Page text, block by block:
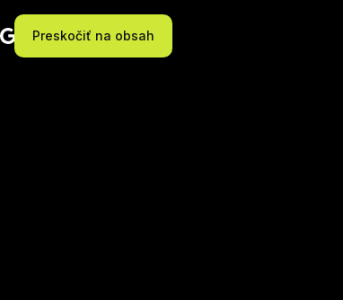
Preskočiť na obsah